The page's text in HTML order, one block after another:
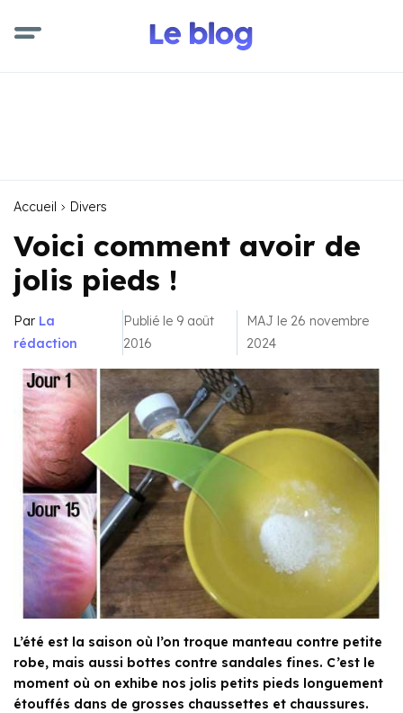
Accueil Divers
Voici comment avoir de
jolis pieds !
Par La
rédaction
Publié le 9 août
2016
MAJ le 26 novembre
2024
L’été est la saison où l’on troque manteau contre petite
robe, mais aussi bottes contre sandales fines. C’est le
moment où on exhibe nos jolis petits pieds longuement
étouffés dans de grosses chaussettes et chaussures.